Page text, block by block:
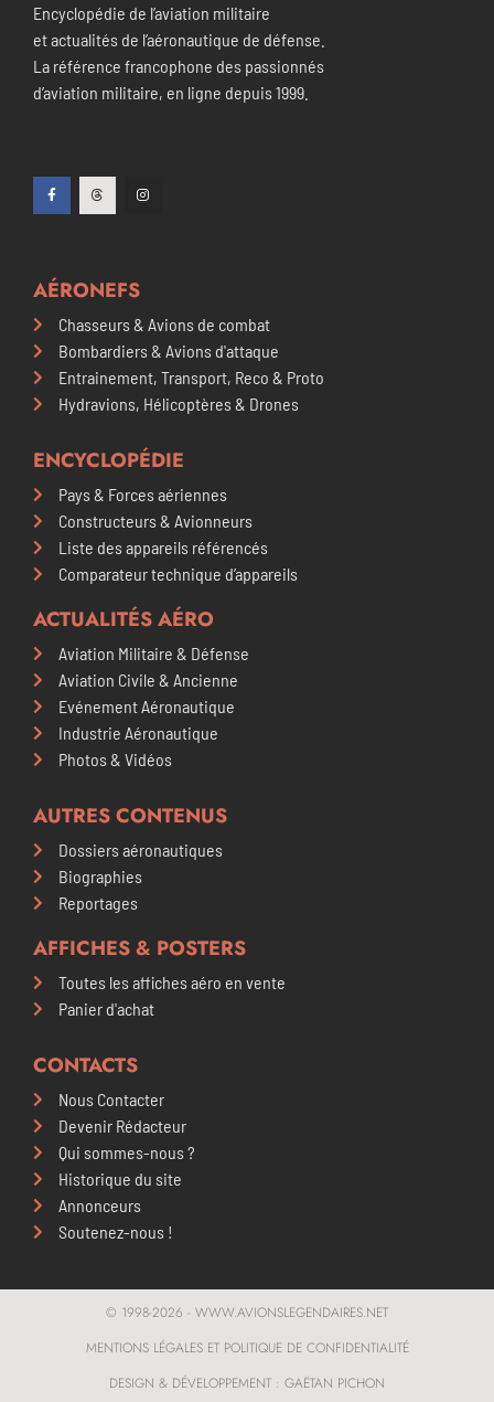
Encyclopédie de l’aviation militaire
et actualités de l’aéronautique de défense.
La référence francophone des passionnés
d’aviation militaire, en ligne depuis 1999.
AÉRONEFS
Chasseurs & Avions de combat
Bombardiers & Avions d'attaque
Entrainement, Transport, Reco & Proto
Hydravions, Hélicoptères & Drones
ENCYCLOPÉDIE
Pays & Forces aériennes
Constructeurs & Avionneurs
Liste des appareils référencés
Comparateur technique d’appareils
ACTUALITÉS AÉRO
Aviation Militaire & Défense
Aviation Civile & Ancienne
Evénement Aéronautique
Industrie Aéronautique
Photos & Vidéos
AUTRES CONTENUS
Dossiers aéronautiques
Biographies
Reportages
AFFICHES & POSTERS​
Toutes les affiches aéro en vente
Panier d'achat
CONTACTS
Nous Contacter
Devenir Rédacteur
Qui sommes-nous ?
Historique du site
Annonceurs
Soutenez-nous !
© 1998-2026 - WWW.AVIONSLEGENDAIRES.NET
MENTIONS LÉGALES ET POLITIQUE DE CONFIDENTIALITÉ
DESIGN & DÉVELOPPEMENT : GAËTAN PICHON